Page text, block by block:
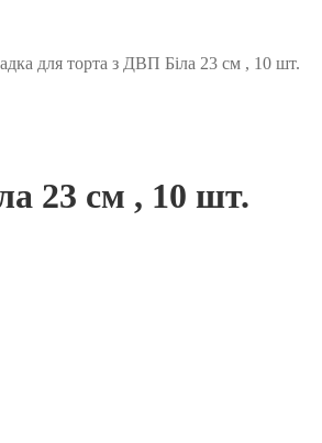
для торта з ДВП Біла 23 см , 10 шт.
23 см , 10 шт.